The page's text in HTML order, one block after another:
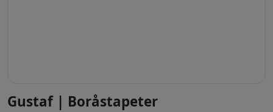
Gustaf | Boråstapeter